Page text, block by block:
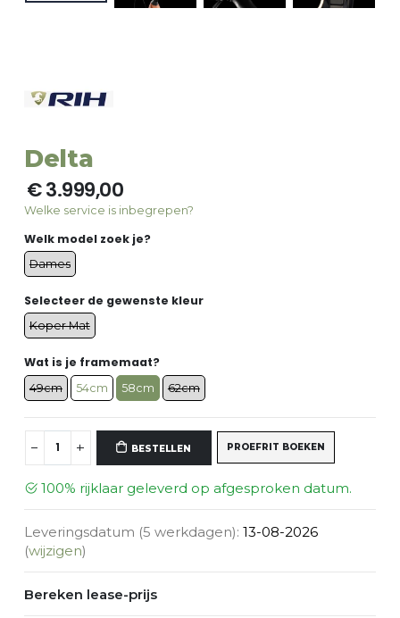
Delta
€ 3.999,00
Welke service is inbegrepen?
Welk model zoek je?
Dames
Selecteer de gewenste kleur
Koper Mat
Wat is je framemaat?
49cm 54cm 58cm 62cm
100% rijklaar geleverd op afgesproken datum.
Leveringsdatum (5 werkdagen): 13-08-2026
(wijzigen)
Bereken lease-prijs